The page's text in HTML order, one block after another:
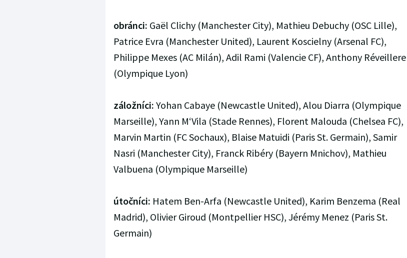
obránci: Gaël Clichy (Manchester City), Mathieu Debuchy (OSC Lille),
Patrice Evra (Manchester United), Laurent Koscielny (Arsenal FC),
Philippe Mexes (AC Milán), Adil Rami (Valencie CF), Anthony Réveillere
(Olympique Lyon)
záložníci: Yohan Cabaye (Newcastle United), Alou Diarra (Olympique
Marseille), Yann M‘Vila (Stade Rennes), Florent Malouda (Chelsea FC),
Marvin Martin (FC Sochaux), Blaise Matuidi (Paris St. Germain), Samir
Nasri (Manchester City), Franck Ribéry (Bayern Mnichov), Mathieu
Valbuena (Olympique Marseille)
útočníci: Hatem Ben-Arfa (Newcastle United), Karim Benzema (Real
Madrid), Olivier Giroud (Montpellier HSC), Jérémy Menez (Paris St.
Germain)